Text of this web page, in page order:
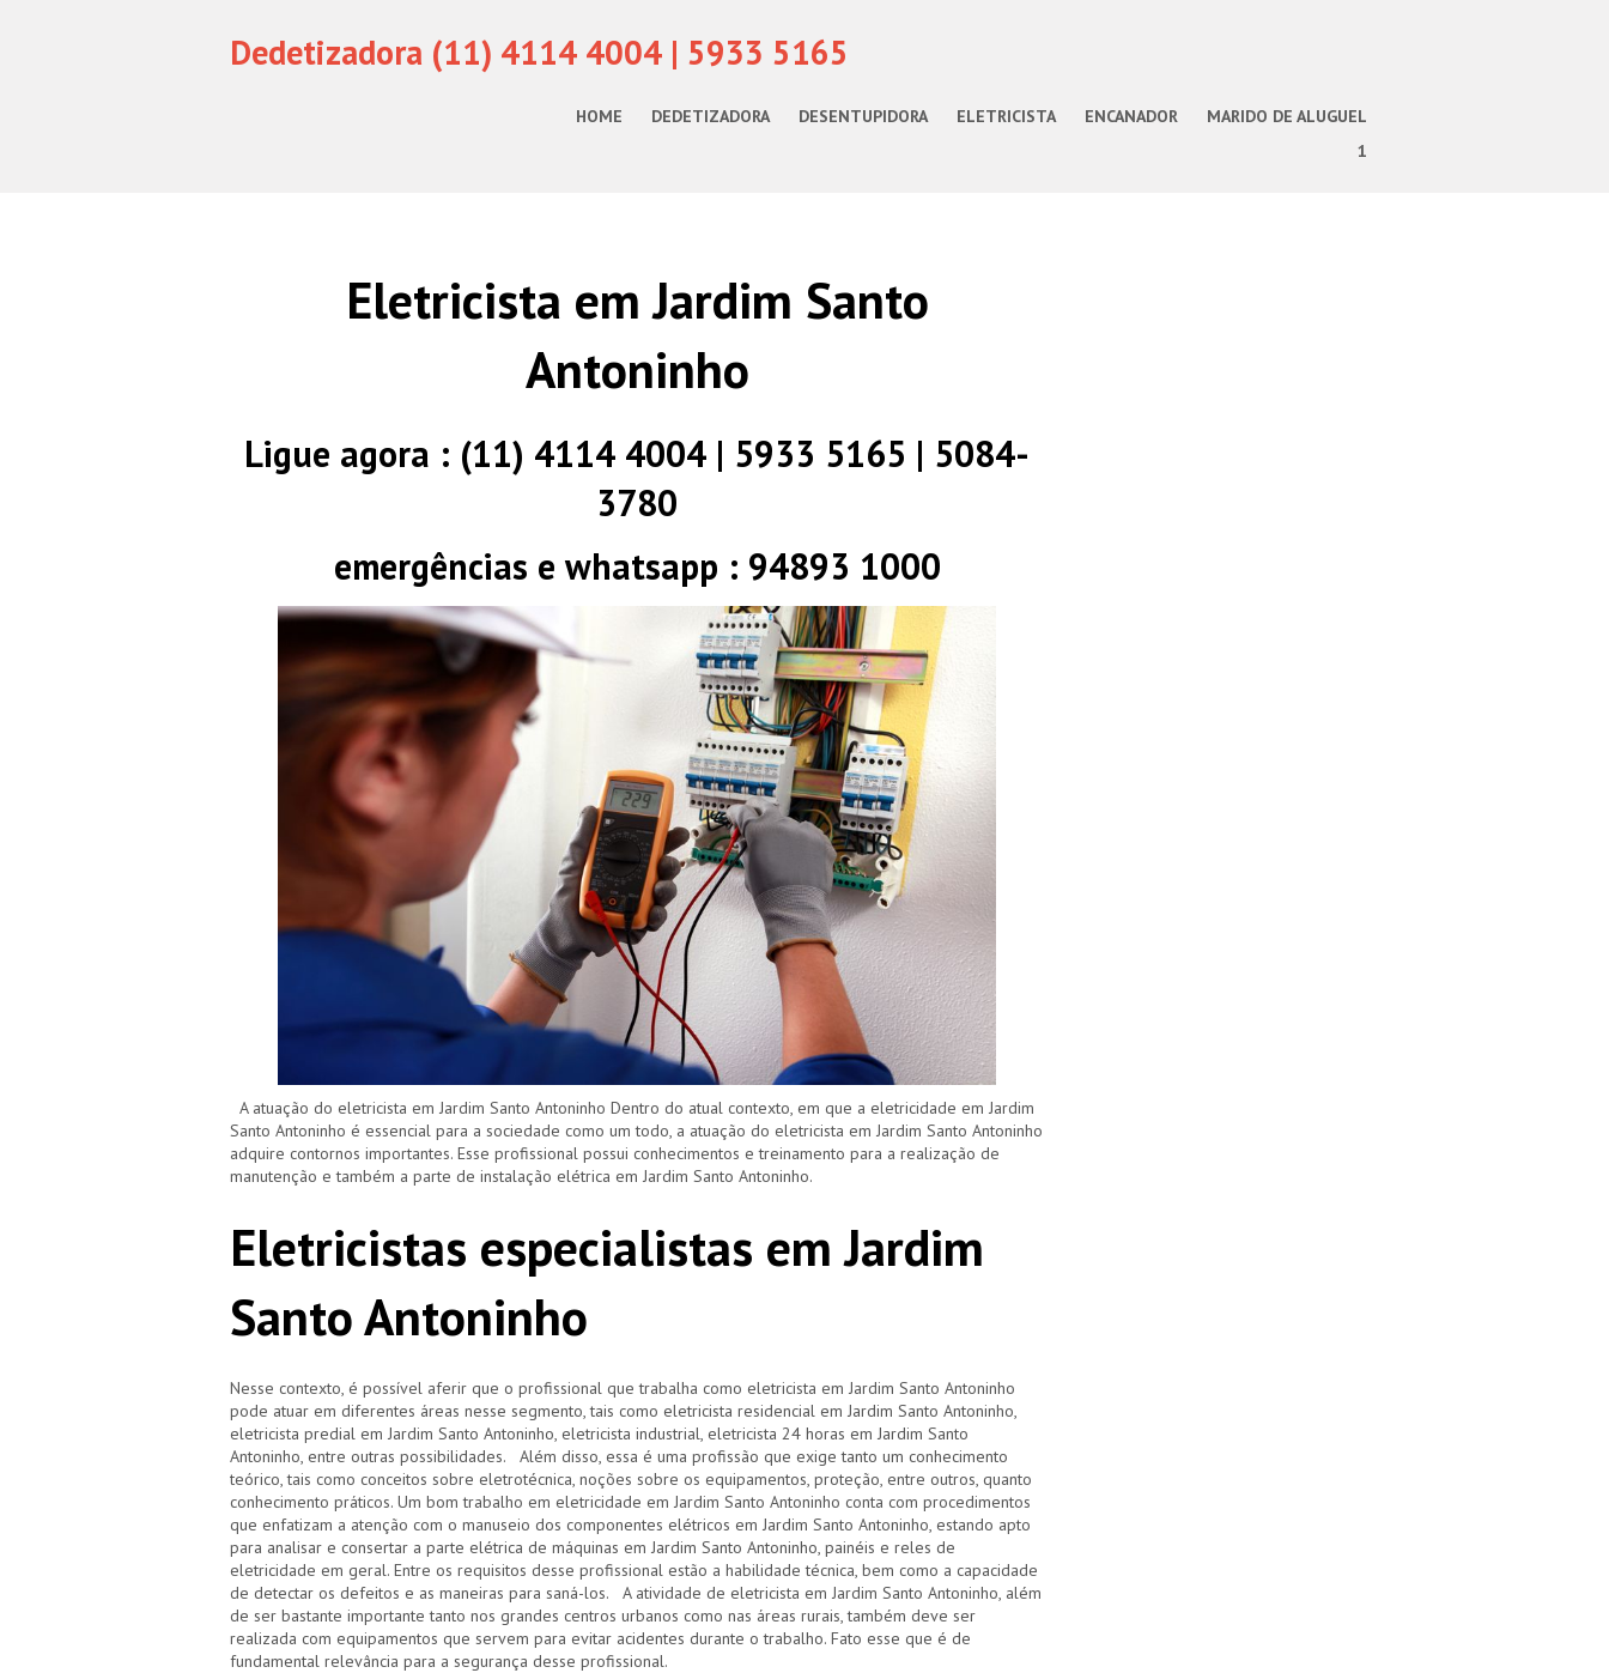
Dedetizadora (11) 4114 4004 | 5933 5165
HOME DEDETIZADORA DESENTUPIDORA ELETRICISTA ENCANADOR
MARIDO DE ALUGUEL
1
Eletricista em Jardim Santo
Antoninho
Ligue agora : (11) 4114 4004 | 5933 5165 | 5084-
3780
emergências e whatsapp : 94893 1000
A atuação do eletricista em Jardim Santo Antoninho Dentro do atual contexto, em que a eletricidade em Jardim
Santo Antoninho é essencial para a sociedade como um todo, a atuação do eletricista em Jardim Santo Antoninho
adquire contornos importantes. Esse profissional possui conhecimentos e treinamento para a realização de
manutenção e também a parte de instalação elétrica em Jardim Santo Antoninho.
Eletricistas especialistas em Jardim
Santo Antoninho
Nesse contexto, é possível aferir que o profissional que trabalha como eletricista em Jardim Santo Antoninho
pode atuar em diferentes áreas nesse segmento, tais como eletricista residencial em Jardim Santo Antoninho,
eletricista predial em Jardim Santo Antoninho, eletricista industrial, eletricista 24 horas em Jardim Santo
Antoninho, entre outras possibilidades. Além disso, essa é uma profissão que exige tanto um conhecimento
teórico, tais como conceitos sobre eletrotécnica, noções sobre os equipamentos, proteção, entre outros, quanto
conhecimento práticos. Um bom trabalho em eletricidade em Jardim Santo Antoninho conta com procedimentos
que enfatizam a atenção com o manuseio dos componentes elétricos em Jardim Santo Antoninho, estando apto
para analisar e consertar a parte elétrica de máquinas em Jardim Santo Antoninho, painéis e reles de
eletricidade em geral. Entre os requisitos desse profissional estão a habilidade técnica, bem como a capacidade
de detectar os defeitos e as maneiras para saná-los. A atividade de eletricista em Jardim Santo Antoninho, além
de ser bastante importante tanto nos grandes centros urbanos como nas áreas rurais, também deve ser
realizada com equipamentos que servem para evitar acidentes durante o trabalho. Fato esse que é de
fundamental relevância para a segurança desse profissional.